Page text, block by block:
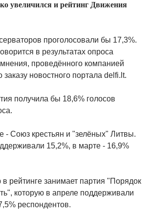
увеличился и рейтинг Движения
проголосовали бы 17,3%.
в результатах опроса
проведённого компанией
новостного портала delfi.lt.
получила бы 18,6% голосов
- Союз крестьян и "зелёных" Литвы.
15,2%, в марте - 16,9%
рейтинге занимает партия "Порядок
которую в апреле поддерживали
респондентов.